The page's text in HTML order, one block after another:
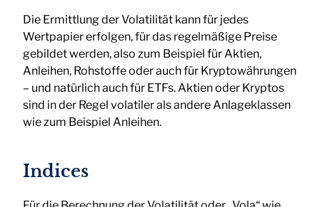
Die Ermittlung der Volatilität kann für jedes
Wertpapier erfolgen, für das regelmäßige Preise
gebildet werden, also zum Beispiel für Aktien,
Anleihen, Rohstoffe oder auch für Kryptowährungen
– und natürlich auch für ETFs. Aktien oder Kryptos
sind in der Regel volatiler als andere Anlageklassen
wie zum Beispiel Anleihen.
Indices